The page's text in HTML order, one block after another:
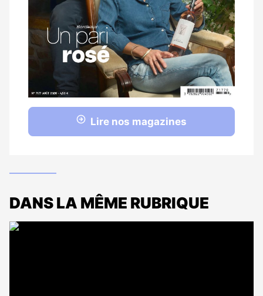
Lire nos magazines
DANS LA MÊME RUBRIQUE